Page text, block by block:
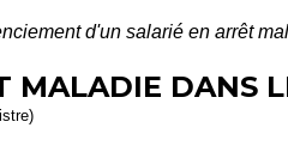
d'un salarié en arrêt
MALADIE DANS